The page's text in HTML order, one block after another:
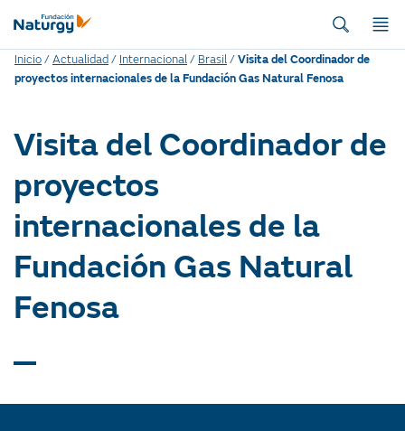
Inicio/Actualidad / Internacional/ Brasil/Visita del Coordinador de
proyectos internacionales de la Fundación Gas Natural Fenosa
Visita del Coordinador de
proyectos
internacionales de la
Fundación Gas Natural
Fenosa